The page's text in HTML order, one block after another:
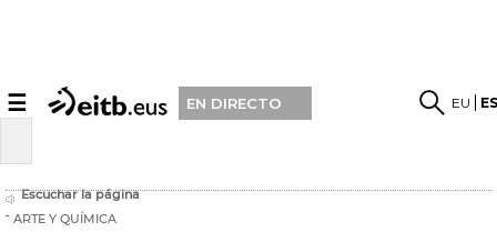
☰ EN DIRECTO EU
Escuchar la página
ARTE Y QUÍMICA